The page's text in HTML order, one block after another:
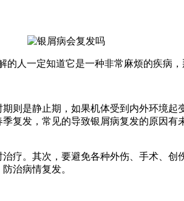
人一定知道它是一种非常麻烦的疾病
则是静止期，如果机体受到内外环境
复发，常见的导致银屑病复发的原因
疗。其次，要避免各种外伤、手术、
治病情复发。